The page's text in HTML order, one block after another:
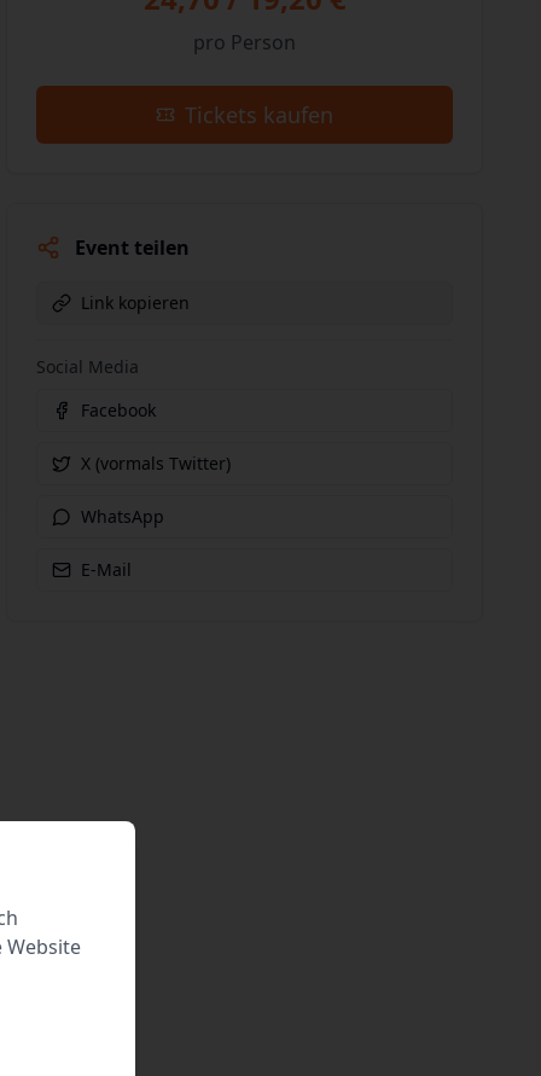
pro Person
Tickets kaufen
Event teilen
Link kopieren
Social Media
Facebook
X (vormals Twitter)
WhatsApp
E-Mail
Website